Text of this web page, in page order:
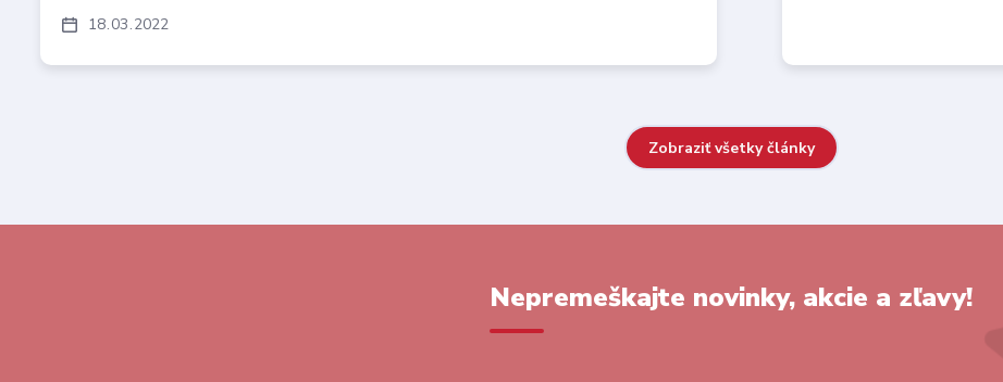
18 03 2022
Zobraziť všetky články
Nepremeškajte novinky, akcie a zľavy!